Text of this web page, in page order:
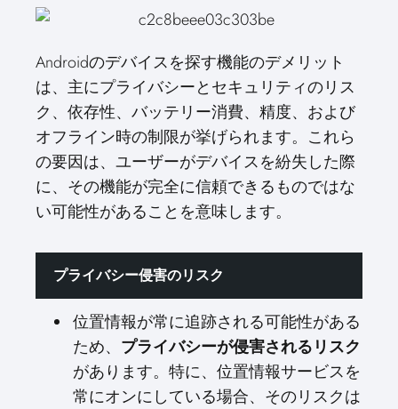
Androidのデバイスを探す機能のデメリット
は、主にプライバシーとセキュリティのリス
ク、依存性、バッテリー消費、精度、および
オフライン時の制限が挙げられます。これら
の要因は、ユーザーがデバイスを紛失した際
に、その機能が完全に信頼できるものではな
い可能性があることを意味します。
プライバシー侵害のリスク
位置情報が常に追跡される可能性がある
ため、
プライバシーが侵害されるリスク
があります。特に、位置情報サービスを
常にオンにしている場合、そのリスクは